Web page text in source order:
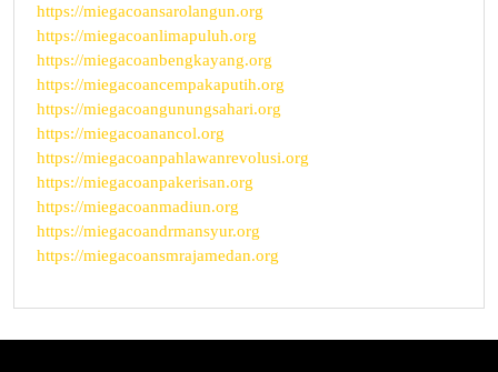
https://miegacoansarolangun.org
https://miegacoanlimapuluh.org
https://miegacoanbengkayang.org
https://miegacoancempakaputih.org
https://miegacoangunungsahari.org
https://miegacoanancol.org
https://miegacoanpahlawanrevolusi.org
https://miegacoanpakerisan.org
https://miegacoanmadiun.org
https://miegacoandrmansyur.org
https://miegacoansmrajamedan.org